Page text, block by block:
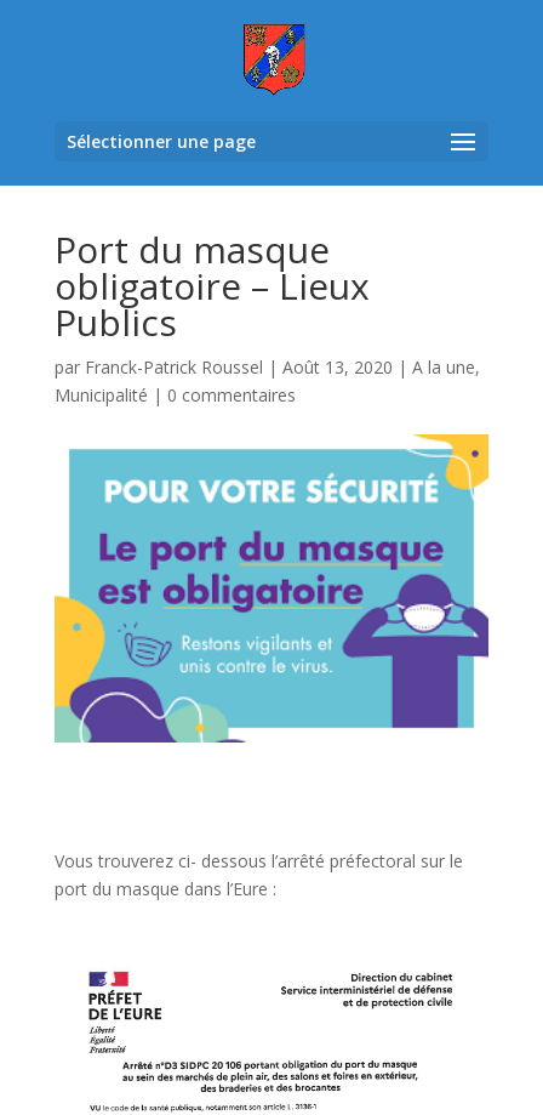
Sélectionner une page
Port du masque
obligatoire – Lieux
Publics
par Franck-Patrick Roussel | Août 13, 2020 | A la une,
Municipalité | 0 commentaires
Vous trouverez ci- dessous l’arrêté préfectoral sur le
port du masque dans l’Eure :